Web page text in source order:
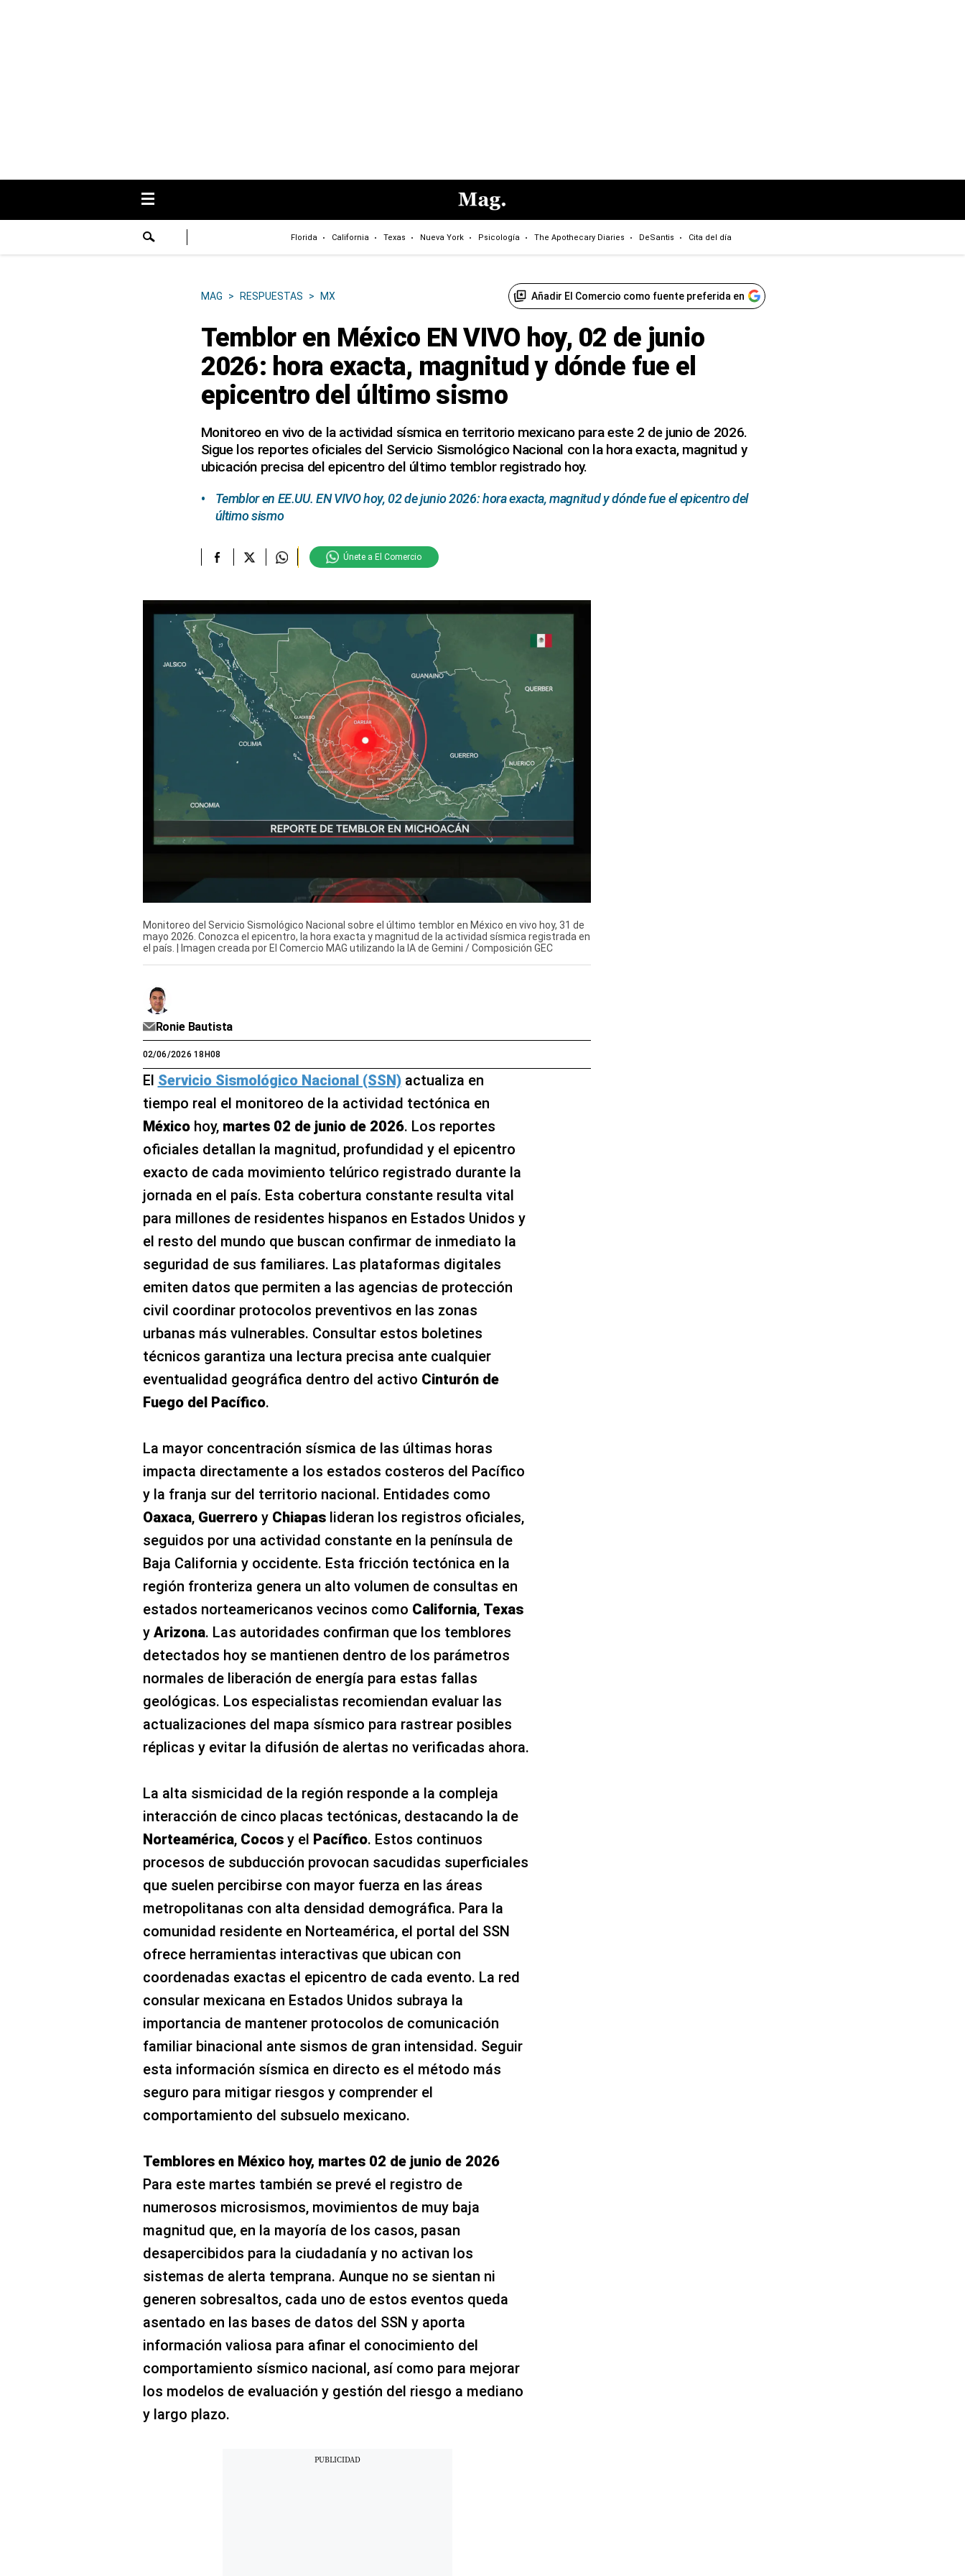
Florida California Texas Nueva York Psicología The Apothecary Diaries DeSantis Cita del día
MAG > RESPUESTAS > MX Añadir El Comercio como fuente preferida en
Temblor en México EN VIVO hoy, 02 de junio
2026: hora exacta, magnitud y dónde fue el
epicentro del último sismo
Monitoreo en vivo de la actividad sísmica en territorio mexicano para este 2 de junio de 2026.
Sigue los reportes oficiales del Servicio Sismológico Nacional con la hora exacta, magnitud y
ubicación precisa del epicentro del último temblor registrado hoy.
Temblor en EE.UU. EN VIVO hoy, 02 de junio 2026: hora exacta, magnitud y dónde fue el epicentro del
último sismo
Únete a El Comercio
Monitoreo del Servicio Sismológico Nacional sobre el último temblor en México en vivo hoy, 31 de
mayo 2026. Conozca el epicentro, la hora exacta y magnitud de la actividad sísmica registrada en
el país. | Imagen creada por El Comercio MAG utilizando la IA de Gemini / Composición GEC
Ronie Bautista
02/06/2026 18H08
El Servicio Sismológico Nacional (SSN)actualiza en
tiempo real el monitoreo de la actividad tectónica en
Méxicohoy, martes 02 de junio de 2026. Los reportes
oficiales detallan la magnitud, profundidad y el epicentro
exacto de cada movimiento telúrico registrado durante la
jornada en el país. Esta cobertura constante resulta vital
para millones de residentes hispanos en Estados Unidos y
el resto del mundo que buscan confirmar de inmediato la
seguridad de sus familiares. Las plataformas digitales
emiten datos que permiten a las agencias de protección
civil coordinar protocolos preventivos en las zonas
urbanas más vulnerables. Consultar estos boletines
técnicos garantiza una lectura precisa ante cualquier
eventualidad geográfica dentro del activo Cinturón de
Fuego del Pacífico.
La mayor concentración sísmica de las últimas horas
impacta directamente a los estados costeros del Pacífico
y la franja sur del territorio nacional. Entidades como
Oaxaca, Guerreroy Chiapaslideran los registros oficiales,
seguidos por una actividad constante en la península de
Baja California y occidente. Esta fricción tectónica en la
región fronteriza genera un alto volumen de consultas en
estados norteamericanos vecinos como California, Texas
y Arizona. Las autoridades confirman que los temblores
detectados hoy se mantienen dentro de los parámetros
normales de liberación de energía para estas fallas
geológicas. Los especialistas recomiendan evaluar las
actualizaciones del mapa sísmico para rastrear posibles
réplicas y evitar la difusión de alertas no verificadas ahora.
La alta sismicidad de la región responde a la compleja
interacción de cinco placas tectónicas, destacando la de
Norteamérica, Cocosy el Pacífico. Estos continuos
procesos de subducción provocan sacudidas superficiales
que suelen percibirse con mayor fuerza en las áreas
metropolitanas con alta densidad demográfica. Para la
comunidad residente en Norteamérica, el portal del SSN
ofrece herramientas interactivas que ubican con
coordenadas exactas el epicentro de cada evento. La red
consular mexicana en Estados Unidos subraya la
importancia de mantener protocolos de comunicación
familiar binacional ante sismos de gran intensidad. Seguir
esta información sísmica en directo es el método más
seguro para mitigar riesgos y comprender el
comportamiento del subsuelo mexicano.
Temblores en México hoy, martes 02 de junio de 2026
Para este martes también se prevé el registro de
numerosos microsismos, movimientos de muy baja
magnitud que, en la mayoría de los casos, pasan
desapercibidos para la ciudadanía y no activan los
sistemas de alerta temprana. Aunque no se sientan ni
generen sobresaltos, cada uno de estos eventos queda
asentado en las bases de datos del SSN y aporta
información valiosa para afinar el conocimiento del
comportamiento sísmico nacional, así como para mejorar
los modelos de evaluación y gestión del riesgo a mediano
y largo plazo.